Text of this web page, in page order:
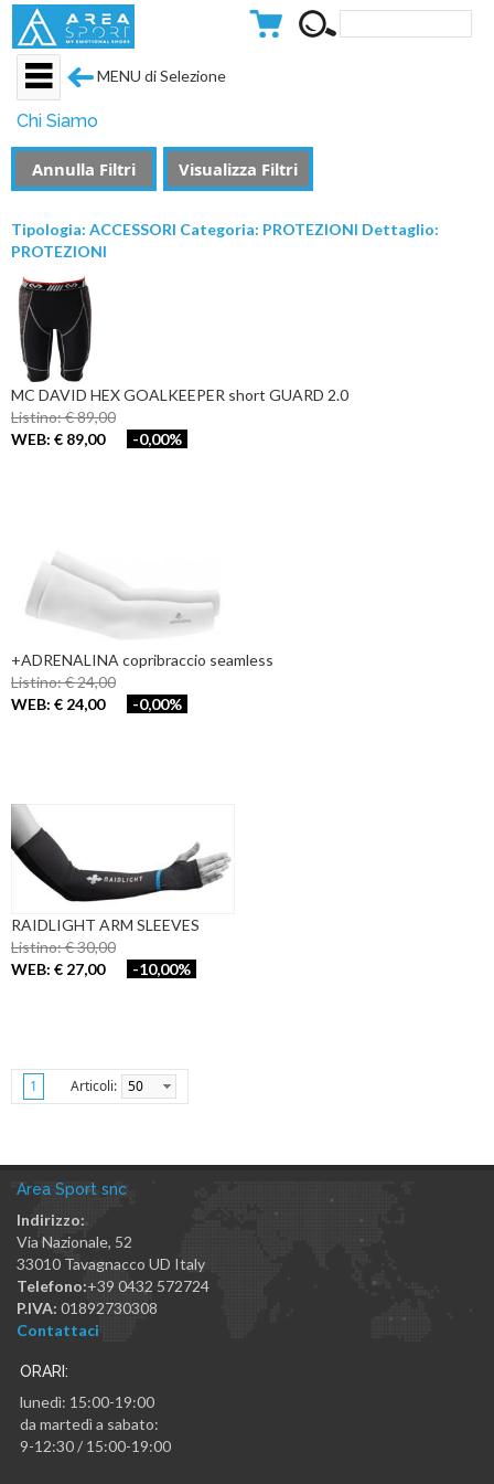
MENU di Selezione
Chi Siamo
Annulla Filtri Visualizza Filtri
Tipologia: ACCESSORI Categoria: PROTEZIONI Dettaglio:
PROTEZIONI
MC DAVID HEX GOALKEEPER short GUARD 2.0
Listino: € 89,00
WEB: € 89,00
-0,00%
+ADRENALINA copribraccio seamless
Listino: € 24,00
WEB: € 24,00
-0,00%
RAIDLIGHT ARM SLEEVES
Listino: € 30,00
WEB: € 27,00
-10,00%
1 Articoli: 50
Area Sport snc
Indirizzo:
Via Nazionale, 52
33010 Tavagnacco UD Italy
Telefono:+39 0432 572724
P.IVA: 01892730308
Contattaci
ORARI:
lunedì: 15:00-19:00
da martedì a sabato:
9-12:30 / 15:00-19:00